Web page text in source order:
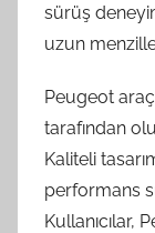
sürüş
uzun
Peugeot
tarafından
Kaliteli
performans
Kullanıcılar,